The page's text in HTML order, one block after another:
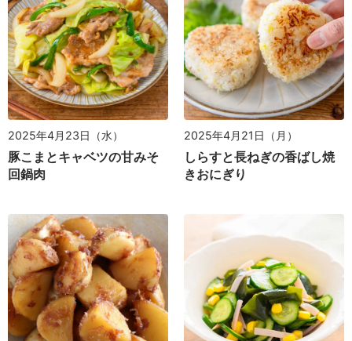
2025年4月23日（水）
豚こまとキャベツの甘みそ
回鍋肉
2025年4月21日（月）
しらすと長ねぎの香ばし焼
きおにぎり